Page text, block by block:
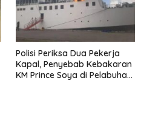
Polisi Periksa Dua Pekerja
Kapal, Penyebab Kebakaran
KM Prince Soya di Pelabuhan